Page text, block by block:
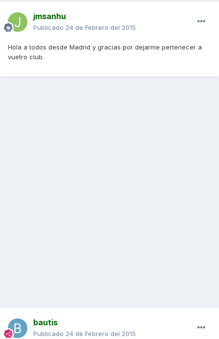
jmsanhu
Publicado 24 de Febrero del 2015
Hola a todos desde Madrid y gracias por dejarme pertenecer a
vuetro club.
bautis
Publicado 24 de Febrero del 2015